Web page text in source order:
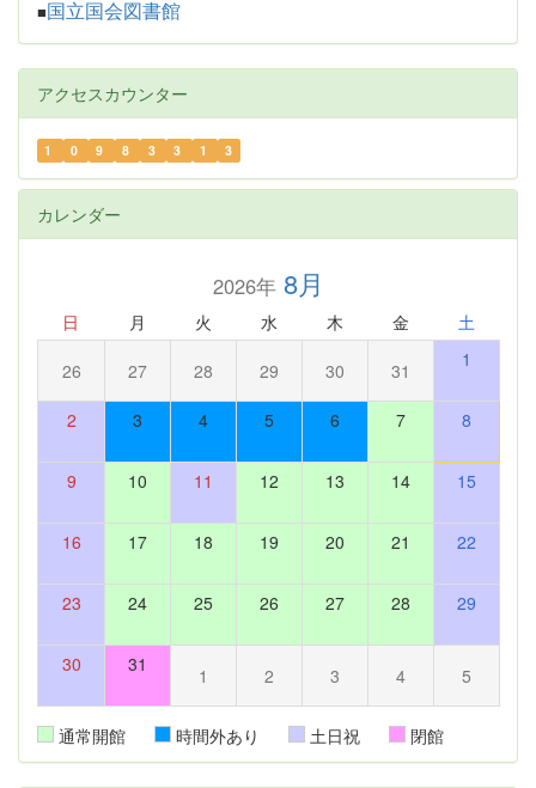
■ 国立国会図書館
アクセスカウンター
1 0 9 8 3 3 1 3
カレンダー
2026年8月
日 月 火 水 木 金 土
26 27 28 29 30 31 1
2 3 4 5 6 7 8
9 10 11 12 13 14 15
16 17 18 19 20 21 22
23 24 25 26 27 28 29
30 31 1 2 3 4 5
通常開館 時間外あり 土日祝 閉館